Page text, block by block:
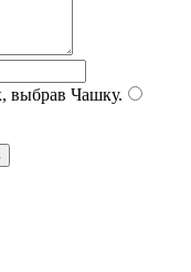
выбрав Чашку.